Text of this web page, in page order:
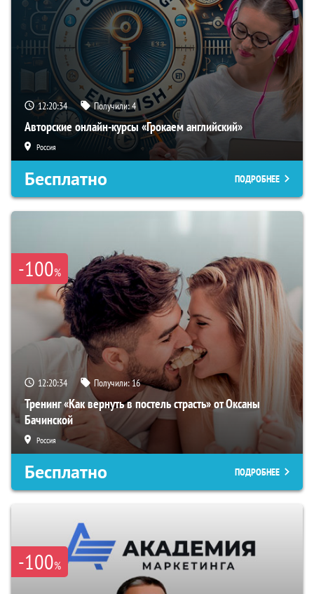
12:20:33 Получили:4
Авторские онлайн-курсы «Грокаем английский»
Россия
Бесплатно ПОДРОБНЕЕ
-100%
12:20:33 Получили:16
Тренинг «Как вернуть в постель страсть» от Оксаны
Бачинской
Россия
Бесплатно ПОДРОБНЕЕ
-100%